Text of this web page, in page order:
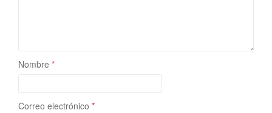
Nombre *
Correo electrónico *